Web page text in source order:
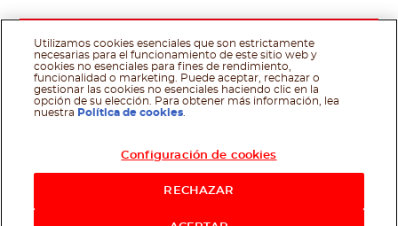
Utilizamos cookies esenciales que son estrictamente
necesarias para el funcionamiento de este sitio web y
cookies no esenciales para fines de rendimiento,
funcionalidad o marketing. Puede aceptar, rechazar o
gestionar las cookies no esenciales haciendo clic en la
opción de su elección. Para obtener más información, lea
nuestra Política de cookies
Configuración de cookies
RECHAZAR